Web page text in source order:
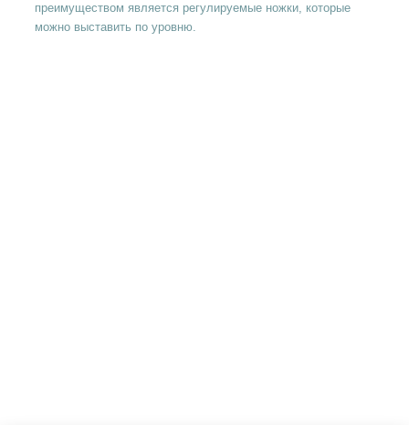
преимуществом является регулируемые ножки, которые
можно выставить по уровню.